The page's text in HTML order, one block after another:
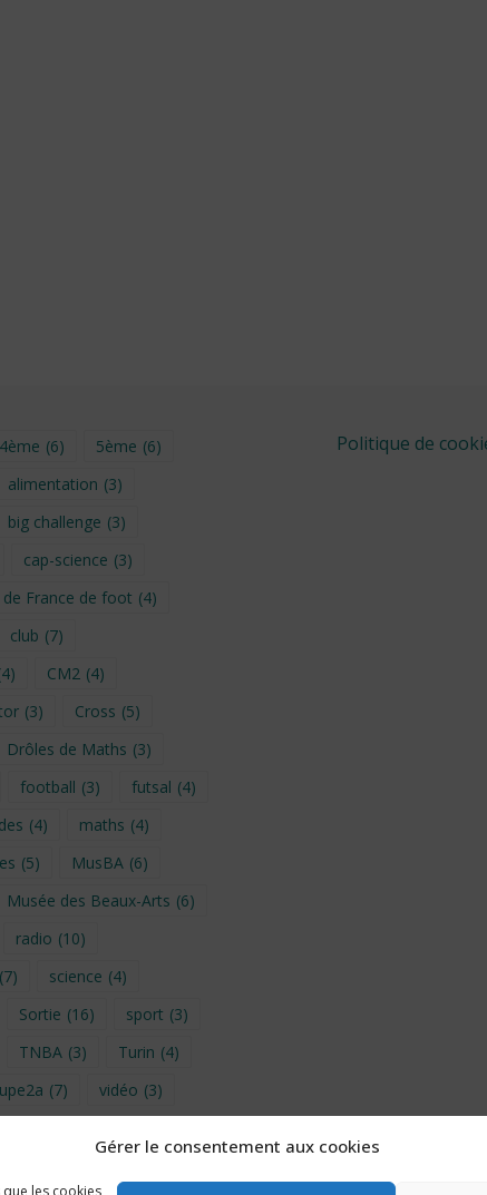
Gérer le consentement aux cookies
les cookies
4ème (6) 5ème (6)
alimentation (3)
big challenge (3)
cap-science (3)
France de foot (4)
club (7)
CM2 (4)
(3) Cross (5)
Drôles de Maths (3)
football (3) futsal (4)
(4) maths (4)
(5) MusBA (6)
Musée des Beaux-Arts (6)
radio (10)
(7) science (4)
Sortie (16) sport (3)
TNBA (3) Turin (4)
upe2a (7) vidéo (3)
Politique de